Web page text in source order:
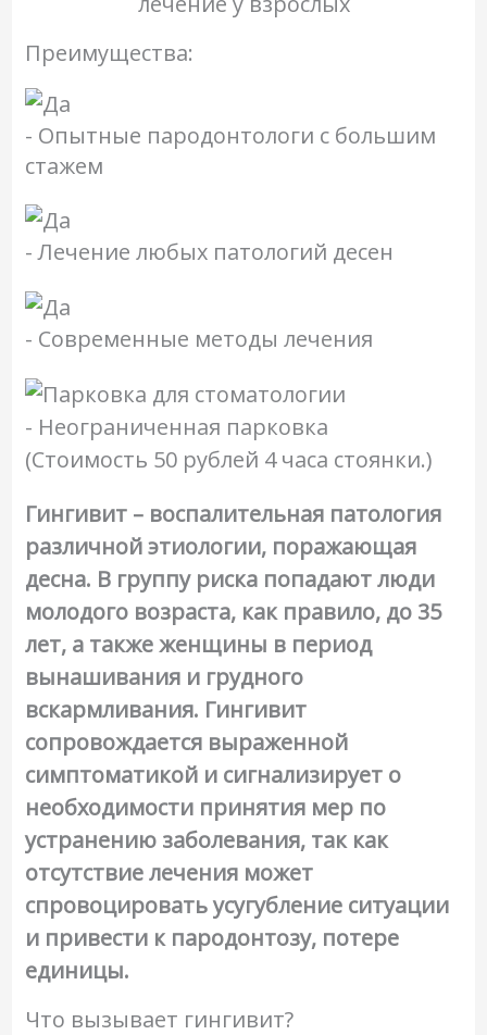
Преимущества:
- Опытные пародонтологи с большим
стажем
- Лечение любых патологий десен
- Современные методы лечения
- Неограниченная парковка
(Стоимость 50 рублей 4 часа стоянки.)
Гингивит – воспалительная патология
различной этиологии, поражающая
десна. В группу риска попадают люди
молодого возраста, как правило, до 35
лет, а также женщины в период
вынашивания и грудного
вскармливания. Гингивит
сопровождается выраженной
симптоматикой и сигнализирует о
необходимости принятия мер по
устранению заболевания, так как
отсутствие лечения может
спровоцировать усугубление ситуации
и привести к пародонтозу, потере
единицы.
Что вызывает гингивит?